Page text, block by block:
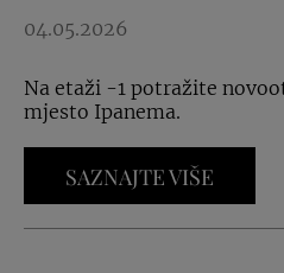
04.05.2026
Na etaži -1 potražite
mjesto Ipanema.
SAZNAJTE VIŠE